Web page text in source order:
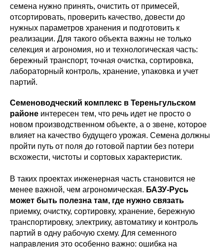
семена нужно принять, очистить от примесей,
отсортировать, проверить качество, довести до
нужных параметров хранения и подготовить к
реализации. Для такого объекта важны не только
селекция и агрономия, но и технологическая часть:
бережный транспорт, точная очистка, сортировка,
лабораторный контроль, хранение, упаковка и учет
партий.
Семеноводческий комплекс в Тереньгульском
районе интересен тем, что речь идет не просто о
новом производственном объекте, а о звене, которое
влияет на качество будущего урожая. Семена должны
пройти путь от поля до готовой партии без потери
всхожести, чистоты и сортовых характеристик.
В таких проектах инженерная часть становится не
менее важной, чем агрономическая. БАЗУ-Русь
может быть полезна там, где нужно связать
приемку, очистку, сортировку, хранение, бережную
транспортировку, электрику, автоматику и контроль
партий в одну рабочую схему. Для семенного
направления это особенно важно: ошибка на